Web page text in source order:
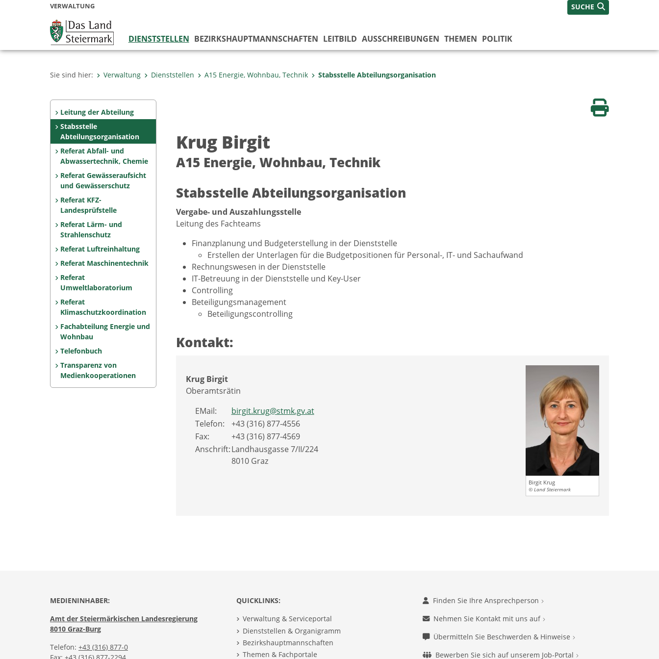
VERWALTUNG SUCHE
DIENSTSTELLEN BEZIRKS­HAUPTMANNSCHAFTEN LEITBILD AUSSCHREIBUNGEN THEMEN POLITIK
Sie sind hier: Verwaltung Dienststellen A15 Energie, Wohnbau, Technik Stabsstelle Abteilungsorganisation
Leitung der Abteilung
Stabsstelle
Abteilungsorganisation
Referat Abfall- und
Abwassertechnik, Chemie
Referat Gewässeraufsicht
und Gewässerschutz
Referat KFZ-
Landesprüfstelle
Referat Lärm- und
Strahlenschutz
Referat Luftreinhaltung
Referat Maschinentechnik
Referat
Umweltlaboratorium
Referat
Klimaschutzkoordination
Fachabteilung Energie und
Wohnbau
Telefonbuch
Transparenz von
Medienkooperationen
Seite drucken
Krug Birgit
A15 Energie, Wohnbau, Technik
Stabsstelle Abteilungsorganisation
Vergabe- und Auszahlungsstelle
Leitung des Fachteams
Finanzplanung und Budgeterstellung in der Dienststelle
Erstellen der Unterlagen für die Budgetpositionen für Personal-, IT- und Sachaufwand
Rechnungswesen in der Dienststelle
IT-Betreuung in der Dienststelle und Key-User
Controlling
Beteiligungsmanagement
Beteiligungscontrolling
Kontakt:
Birgit Krug
© Land Steiermark
Krug Birgit
Oberamtsrätin
EMail:
birgit.krug@stmk.gv.at
Telefon:
+43 (316) 877-4556
Fax:
+43 (316) 877-4569
Anschrift:Landhausgasse 7/II/224
8010 Graz
MEDIENINHABER:
Amt der Steiermärkischen Landesregierung
8010 Graz-Burg
Telefon: +43 (316) 877-0
QUICKLINKS:
Verwaltung & Serviceportal
Dienststellen & Organigramm
Bezirkshauptmannschaften
Themen & Fachportale
Finden Sie Ihre Ansprechperson
Nehmen Sie Kontakt mit uns auf
Übermitteln Sie Beschwerden & Hinweise
Bewerben Sie sich auf unserem Job-Portal